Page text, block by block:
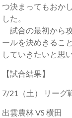
つ決まってもおか
した。
試合の最初から
ールを決めきるこ
していきたいと思
【試合結果】
7/21（土） リーグ
出雲農林 VS 横田